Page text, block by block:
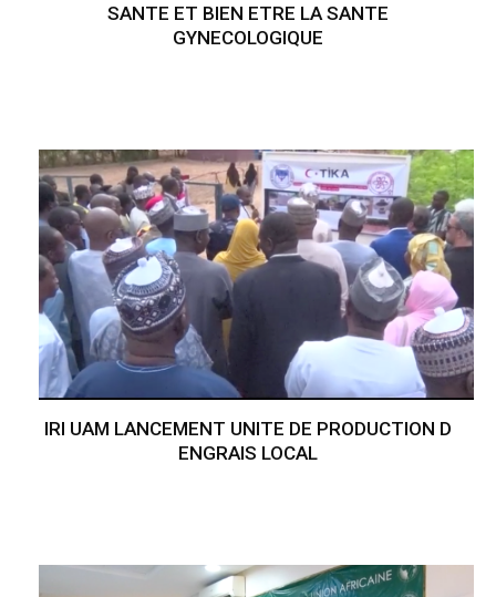
SANTE ET BIEN ETRE LA SANTE
GYNECOLOGIQUE
IRI UAM LANCEMENT UNITE DE PRODUCTION D
ENGRAIS LOCAL